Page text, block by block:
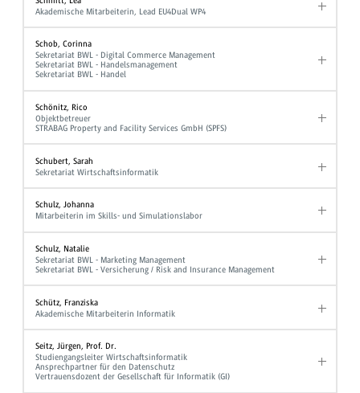
Akademische Mitarbeiterin, Lead EU4Dual WP4
Schob, Corinna
Sekretariat BWL - Digital Commerce Management
Sekretariat BWL - Handelsmanagement
Sekretariat BWL - Handel
Schönitz, Rico
Objektbetreuer
STRABAG Property and Facility Services GmbH (SPFS)
Schubert, Sarah
Sekretariat Wirtschaftsinformatik
Schulz, Johanna
Mitarbeiterin im Skills- und Simulationslabor
Schulz, Natalie
Sekretariat BWL - Marketing Management
Sekretariat BWL - Versicherung / Risk and Insurance Management
Schütz, Franziska
Akademische Mitarbeiterin Informatik
Seitz, Jürgen, Prof. Dr.
Studiengangsleiter Wirtschaftsinformatik
Ansprechpartner für den Datenschutz
Vertrauensdozent der Gesellschaft für Informatik (GI)